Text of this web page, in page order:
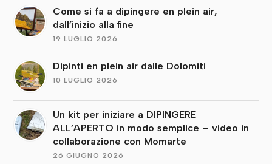
Come si fa a dipingere en plein air,
dall’inizio alla fine
19 LUGLIO 2026
Dipinti en plein air dalle Dolomiti
10 LUGLIO 2026
Un kit per iniziare a DIPINGERE
ALL’APERTO in modo semplice – video in
collaborazione con Momarte
26 GIUGNO 2026